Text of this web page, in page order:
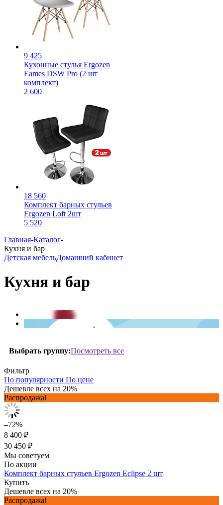
9 425
Кухонные стулья Ergozen
Eames DSW Pro (2 шт
комплект)
2 600
18 560
Комплект барных стульев
Ergozen Loft 2шт
5 520
Главная-Каталог-
Кухня и бар
Детская мебельДомашний кабинет
Кухня и бар
Выбрать группу:Посмотреть все
Фильтр
По популярности По цене
Дешевле всех на 20%
Распродажа!
–72%
8 400 ₽
30 450 ₽
Мы советуем
По акции
Комплект барных стульев Ergozen Eclipse 2 шт
Купить
Дешевле всех на 20%
Распродажа!